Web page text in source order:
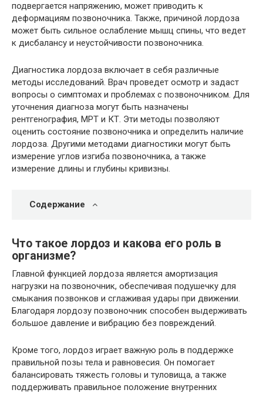
подвергается напряжению, может приводить к
деформациям позвоночника. Также, причиной лордоза
может быть сильное ослабление мышц спины, что ведет
к дисбалансу и неустойчивости позвоночника.
Диагностика лордоза включает в себя различные
методы исследований. Врач проведет осмотр и задаст
вопросы о симптомах и проблемах с позвоночником. Для
уточнения диагноза могут быть назначены
рентгенография, МРТ и КТ. Эти методы позволяют
оценить состояние позвоночника и определить наличие
лордоза. Другими методами диагностики могут быть
измерение углов изгиба позвоночника, а также
измерение длины и глубины кривизны.
Содержание
Что такое лордоз и какова его роль в
организме?
Главной функцией лордоза является амортизация
нагрузки на позвоночник, обеспечивая подушечку для
смыкания позвонков и сглаживая удары при движении.
Благодаря лордозу позвоночник способен выдерживать
большое давление и вибрацию без повреждений.
Кроме того, лордоз играет важную роль в поддержке
правильной позы тела и равновесия. Он помогает
балансировать тяжесть головы и туловища, а также
поддерживать правильное положение внутренних